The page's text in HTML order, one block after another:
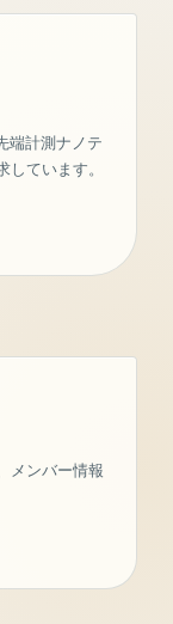
端計測ナノテ
ています。
メンバー情報